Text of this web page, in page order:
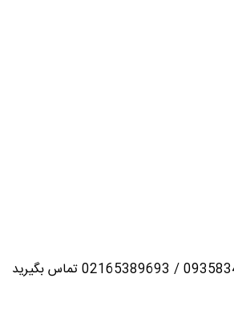
تماس بگیرید